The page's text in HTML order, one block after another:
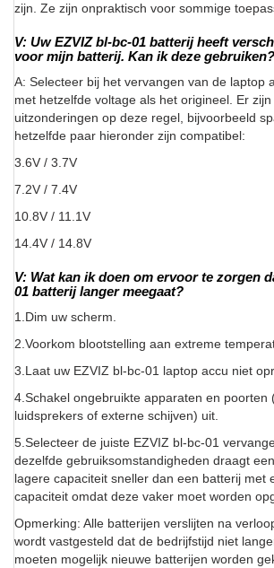
zijn. Ze zijn onpraktisch voor sommige
V: Uw EZVIZ bl-bc-01 batterij heeft
voor mijn batterij. Kan ik deze gebruiken?
A: Selecteer bij het vervangen van de laptop
met hetzelfde voltage als het origineel. Er
uitzonderingen op deze regel, bijvoorbeeld
hetzelfde paar hieronder zijn compatibel:
3.6V / 3.7V
7.2V / 7.4V
10.8V / 11.1V
14.4V / 14.8V
V: Wat kan ik doen om ervoor te zorgen
01 batterij langer meegaat?
1.Dim uw scherm.
2.Voorkom blootstelling aan extreme
3.Laat uw EZVIZ bl-bc-01 laptop accu niet
4.Schakel ongebruikte apparaten en poorten
luidsprekers of externe schijven) uit.
5.Selecteer de juiste EZVIZ bl-bc-01
dezelfde gebruiksomstandigheden draagt
lagere capaciteit sneller dan een batterij met
capaciteit omdat deze vaker moet worden
Opmerking: Alle batterijen verslijten na
wordt vastgesteld dat de bedrijfstijd niet
moeten mogelijk nieuwe batterijen worden